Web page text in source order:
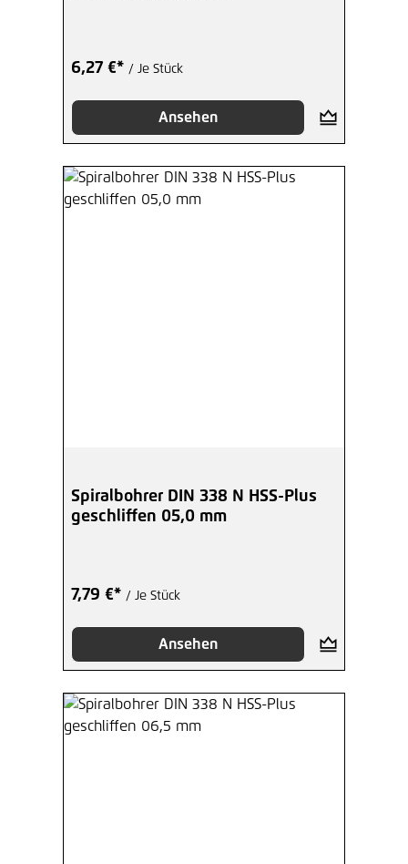
6,27 €* / Je Stück
Ansehen
Spiralbohrer DIN 338 N HSS-Plus
geschliffen 05,0 mm
7,79 €* / Je Stück
Ansehen